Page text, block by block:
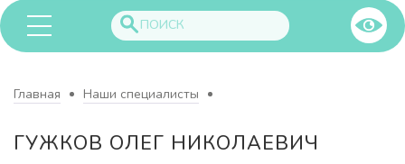
Главная Наши специалисты
ГУЖКОВ ОЛЕГ НИКОЛАЕВИЧ